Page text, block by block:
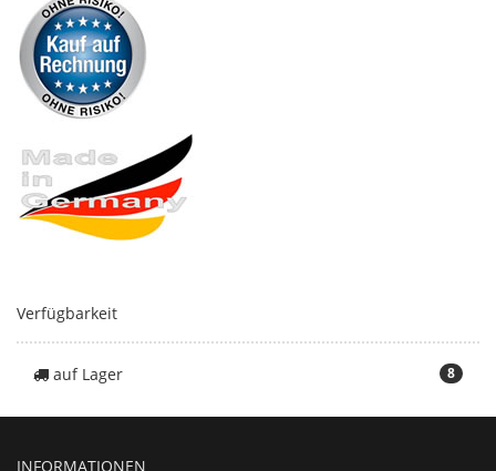
Verfügbarkeit
8
auf Lager
INFORMATIONEN